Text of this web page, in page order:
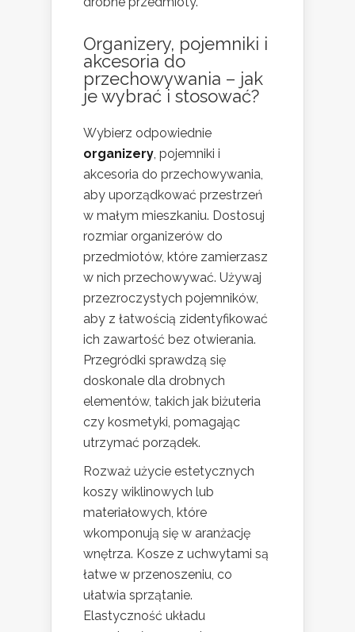
Organizery, pojemniki i
akcesoria do
przechowywania – jak
je wybrać i stosować?
Wybierz odpowiednie
organizery, pojemniki i
akcesoria do przechowywania,
aby uporządkować przestrzeń
w małym mieszkaniu. Dostosuj
rozmiar organizerów do
przedmiotów, które zamierzasz
w nich przechowywać. Używaj
przezroczystych pojemników,
aby z łatwością zidentyfikować
ich zawartość bez otwierania.
Przegródki sprawdzą się
doskonale dla drobnych
elementów, takich jak biżuteria
czy kosmetyki, pomagając
utrzymać porządek.
Rozważ użycie estetycznych
koszy wiklinowych lub
materiałowych, które
wkomponują się w aranżację
wnętrza. Kosze z uchwytami są
łatwe w przenoszeniu, co
ułatwia sprzątanie.
Elastyczność układu